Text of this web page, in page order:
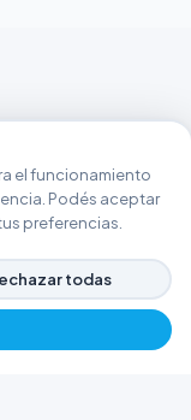
el funcionamiento
Podés aceptar
preferencias.
todas